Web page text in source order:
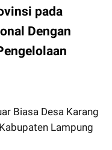
pada
Dengan
Biasa Desa Karang
Lampung